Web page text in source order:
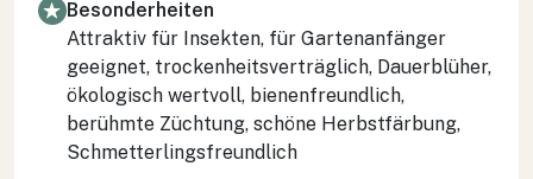
Besonderheiten
Attraktiv für Insekten, für Gartenanfänger
geeignet, trockenheitsverträglich, Dauerblüher,
ökologisch wertvoll, bienenfreundlich,
berühmte Züchtung, schöne Herbstfärbung,
Schmetterlingsfreundlich